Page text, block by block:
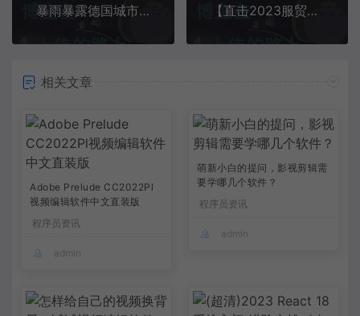
暴雨暴露德国城市管理系统“短板”演员王楚然被全网抵制，多个代言被连累，她到底做错了什么？
【直击2023服贸会】香港医管局首次亮相服贸会 推介全港通用临床管理系统
相关文章
Adobe Prelude CC2022Pl
视频编辑软件中文直装版
程序员资讯
admin
萌新小白的提问，影视剪辑需
要学哪几个软件？
程序员资讯
admin